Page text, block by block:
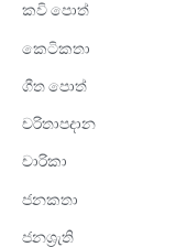
කවි පොත්
කෙටිකතා
ගීත පොත්
චරිතාපදාන
චාරිකා
ජනකතා
ජනශ්‍රැති